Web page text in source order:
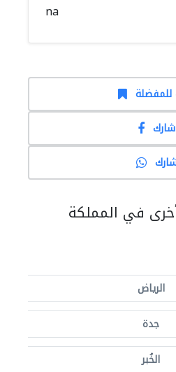
na
شارك
في المملكة
الرياض
جدة
الخُبر